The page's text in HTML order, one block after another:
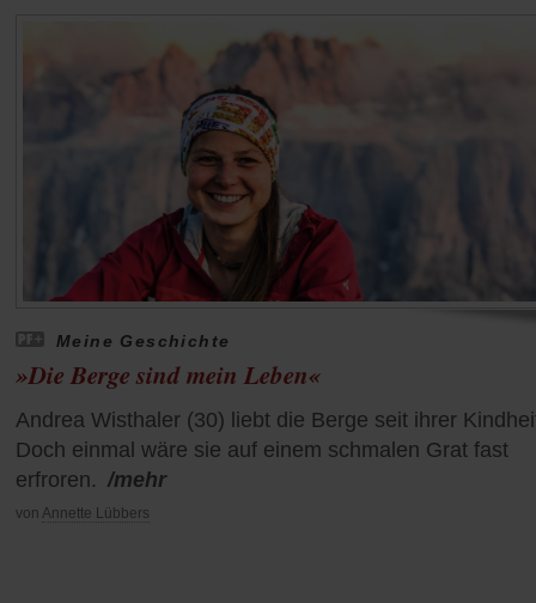
Meine Geschichte
»Die Berge sind mein Leben«
Andrea Wisthaler (30) liebt die Berge seit ihrer
Doch einmal wäre sie auf einem schmalen Grat fast
erfroren. /mehr
von Annette Lübbers